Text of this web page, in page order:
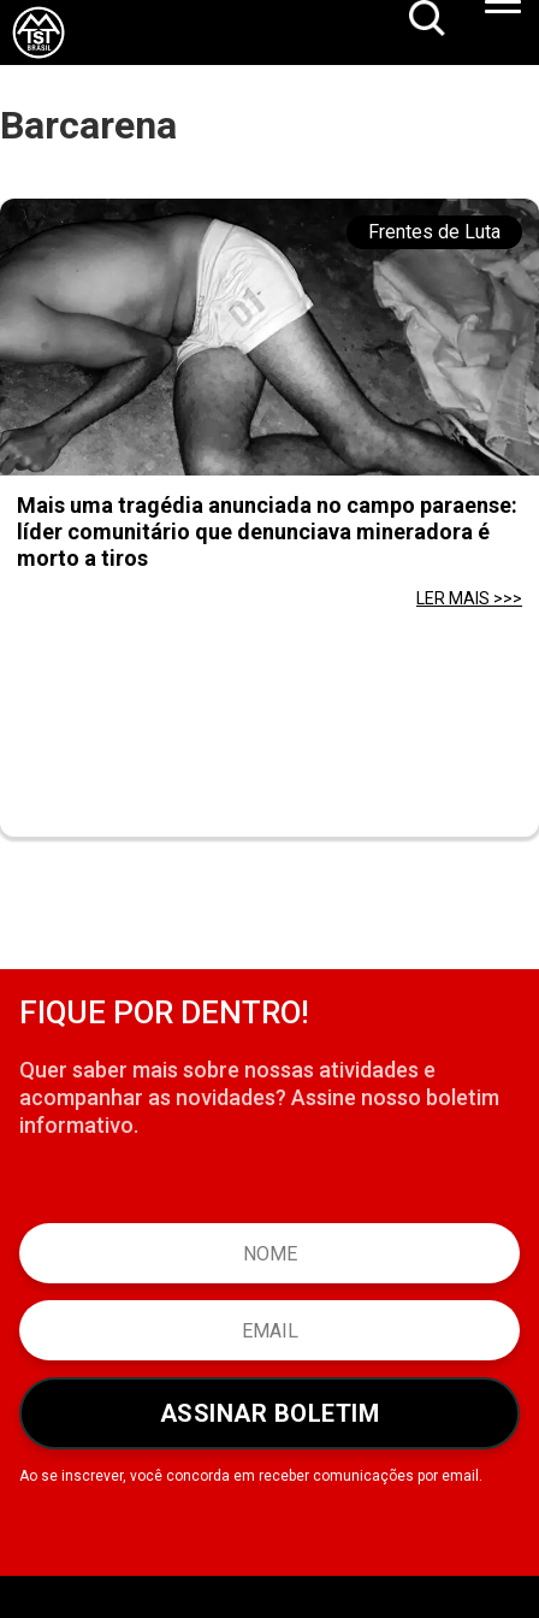
Barcarena
Frentes de Luta
Mais uma tragédia anunciada no campo paraense:
líder comunitário que denunciava mineradora é
morto a tiros
LER MAIS >>>
FIQUE POR DENTRO!
Quer saber mais sobre nossas atividades e
acompanhar as novidades? Assine nosso boletim
informativo.
ASSINAR BOLETIM
Ao se inscrever, você concorda em receber comunicações por email.